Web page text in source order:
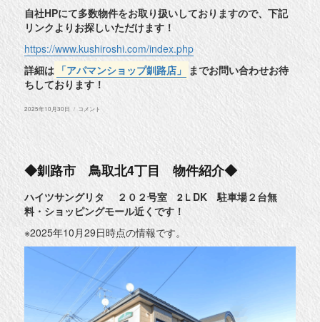
自社HPにて多数物件をお取り扱いしておりますので、下記
リンクよりお探しいただけます！
https://www.kushiroshi.com/index.php
詳細は 「アパマンショップ釧路店」 までお問い合わせお待
ちしております！
投
2025年10月30日
◆
丁
目
物
件
紹
介
◆
コメント
◆釧路市 鳥取北4丁目 物件紹介◆
ハイツサングリタ ２０２号室 2ＬDK 駐車場２台無
料・ショッピングモール近くです！
※2025年10月29日時点の情報です。